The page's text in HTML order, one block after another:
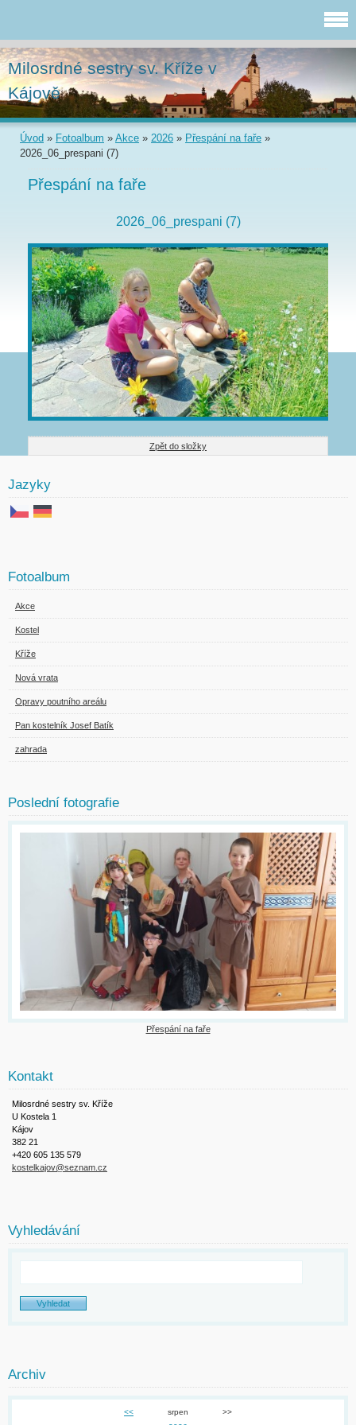
Milosrdné sestry sv. Kříže v
Kájově
Úvod » Fotoalbum » Akce » 2026 » Přespání na faře »
2026_06_prespani (7)
Přespání na faře
2026_06_prespani (7)
Zpět do složky
Jazyky
Fotoalbum
Akce
Kostel
Kříže
Nová vrata
Opravy poutního areálu
Pan kostelník Josef Batík
zahrada
Poslední fotografie
Přespání na faře
Kontakt
Milosrdné sestry sv. Kříže
U Kostela 1
Kájov
382 21
+420 605 135 579
kostelkajov@seznam.cz
Vyhledávání
Archiv
<< srpen
>>